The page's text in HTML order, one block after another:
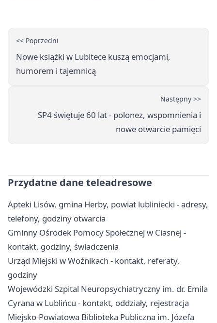
<< Poprzedni
Nowe książki w Lubitece kuszą emocjami,
humorem i tajemnicą
Następny >>
SP4 świętuje 60 lat - polonez, wspomnienia i
nowe otwarcie pamięci
Przydatne dane teleadresowe
Apteki Lisów, gmina Herby, powiat lubliniecki - adresy,
telefony, godziny otwarcia
Gminny Ośrodek Pomocy Społecznej w Ciasnej -
kontakt, godziny, świadczenia
Urząd Miejski w Woźnikach - kontakt, referaty,
godziny
Wojewódzki Szpital Neuropsychiatryczny im. dr. Emila
Cyrana w Lublińcu - kontakt, oddziały, rejestracja
Miejsko-Powiatowa Biblioteka Publiczna im. Józefa